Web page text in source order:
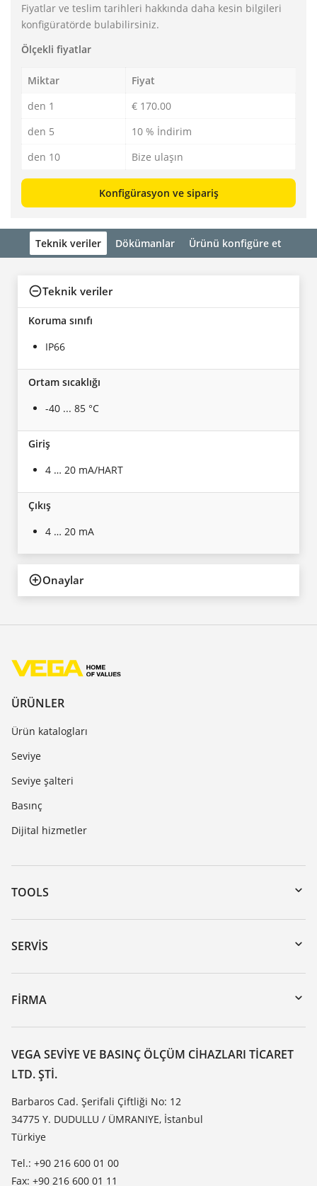
Fiyatlar ve teslim tarihleri hakkında daha kesin bilgileri
konfigüratörde bulabilirsiniz.
Ölçekli fiyatlar
Miktar
Fiyat
den 1
€ 170.00
den 5
10 % İndirim
den 10
Bize ulaşın
Konfigürasyon ve sipariş
Teknik veriler Dökümanlar Ürünü konfigüre et
Teknik veriler
Koruma sınıfı
IP66
Ortam sıcaklığı
-40 ... 85 °C
Giriş
4 … 20 mA/HART
Çıkış
4 … 20 mA
Onaylar
ÜRÜNLER
Ürün katalogları
Seviye
Seviye şalteri
Basınç
Dijital hizmetler
TOOLS
Download’lar
Seri numarası girerek cihaz arama
DTM Collection/PACTware
SERVIS
Cihazının geri gönderimi
Seminerler
Dirençlilik listesi
Dielektrisite listesi
TeamViewer
FIRMA
VEGA hakkında
Iletisim
Haber makaleleri
Basin
Blog
VEGA SEVIYE VE BASINÇ ÖLÇÜM CIHAZLARI TICARET
LTD. ŞTI.
Barbaros Cad. Şerifali Çiftliği No: 12
34775 Y. DUDULLU / ÜMRANIYE, İstanbul
Türkiye
Tel.: +90 216 600 01 00
Fax: +90 216 600 01 11